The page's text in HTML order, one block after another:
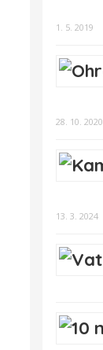
1. 5. 2019
28. 10. 2020
13. 3. 2024